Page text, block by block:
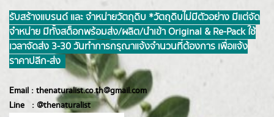
รับสร้างแบรนด์ และ จำหน่ายวัตถุดิบ *วัตถุดิบไม่มีตัวอย่าง มีแต่จัด
จำหน่าย มีทั้งสต็อกพร้อมส่ง/ผลิต/นำเข้า Original & Re-Pack ใช้
เวลาจัดส่ง 3-30 วันทำการ กรุณาแจ้งจำนวนที่ต้องการ เพื่อแจ้ง
ราคาปลีก-ส่ง
Email : thenaturalist.co.th@gmail.com
Line : @thenaturalist